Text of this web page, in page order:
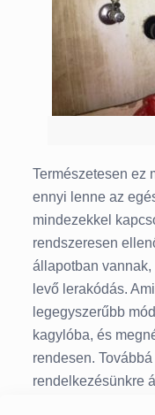
Természetesen ez
ennyi lenne az
mindezekkel
rendszeresen
állapotban
levő lerakódás.
legegyszerűbb
kagylóba, és
rendesen.
rendelkezésünkre